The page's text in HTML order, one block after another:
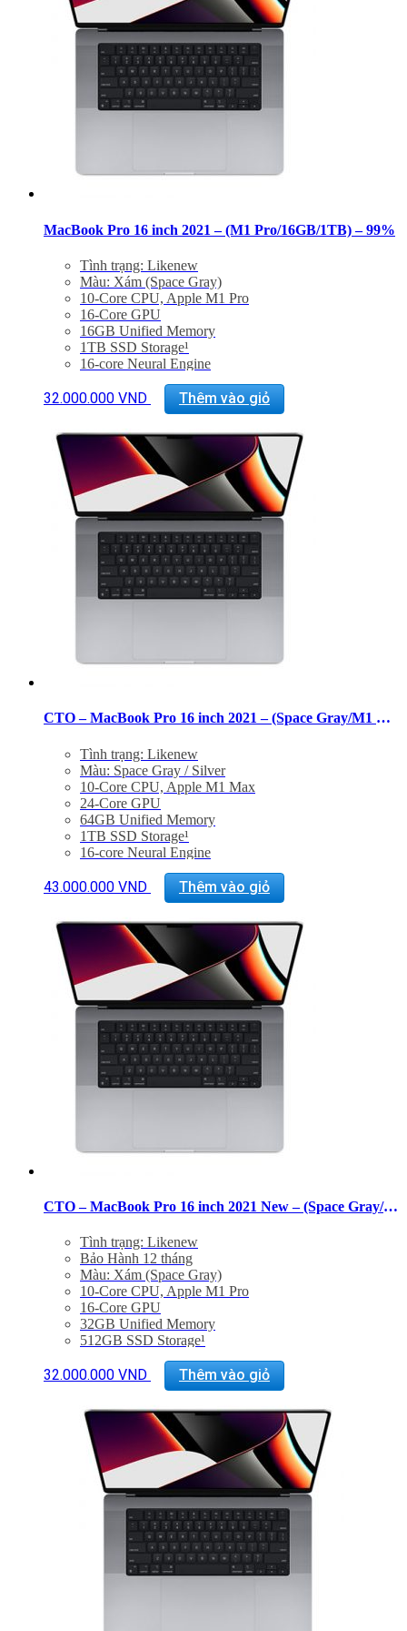
Bảo hành 12 tháng +2tr
MacBook Pro 16 inch 2021 – (M1 Pro/16GB/1TB) – 99%
Tình trạng: Likenew
Màu: Xám (Space Gray)
10-Core CPU, Apple M1 Pro
16-Core GPU
16GB Unified Memory
1TB SSD Storage¹
16-core Neural Engine
Three Thunderbolt 4 ports, HDMI port, SDXC card
slot, MagSafe 3 port
Magic Keyboard with Touch ID
Force Touch trackpad
140W USB-C Power Adapter
Tình trạng: Mới 99%
Bảo hành 6 tháng
Bảo hành 12 tháng +2tr
32.000.000 VND Thêm vào giỏ
CTO – MacBook Pro 16 inch 2021 – (Space Gray/M1 Max/64GB/1TB) – 99%
Tình trạng: Likenew
Màu: Space Gray / Silver
10-Core CPU, Apple M1 Max
24-Core GPU
64GB Unified Memory
1TB SSD Storage¹
16-core Neural Engine
Three Thunderbolt 4 ports, HDMI port, SDXC card
slot, MagSafe 3 port
Magic Keyboard with Touch ID
Force Touch trackpad
140W USB-C Power Adapter
43.000.000 VND Thêm vào giỏ
CTO – MacBook Pro 16 inch 2021 New – (Space Gray/M1 Pro/32GB/512GB) – 99%
Tình trạng: Likenew
Bảo Hành 12 tháng
Màu: Xám (Space Gray)
10-Core CPU, Apple M1 Pro
16-Core GPU
32GB Unified Memory
512GB SSD Storage¹
16-inch Liquid Retina XDR display
Three Thunderbolt 4 ports, HDMI port, SDXC card
slot, MagSafe 3 port
Magic Keyboard with Touch ID
Force Touch trackpad
140W USB-C Power Adapter
32.000.000 VND Thêm vào giỏ